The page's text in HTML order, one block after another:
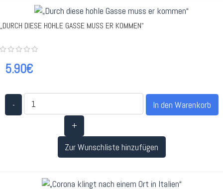
„DURCH DIESE HOHLE GASSE MUSS ER KOMMEN“
5.90€
-
+
Zur Wunschliste hinzufügen